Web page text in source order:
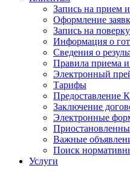
Запись на прием
Оформление
Запись на
Информация о
Сведения о
Правила приема
Электронный
Тарифы
Предоставление
Заключение
Электронные
Важные
Поиск
Услуги